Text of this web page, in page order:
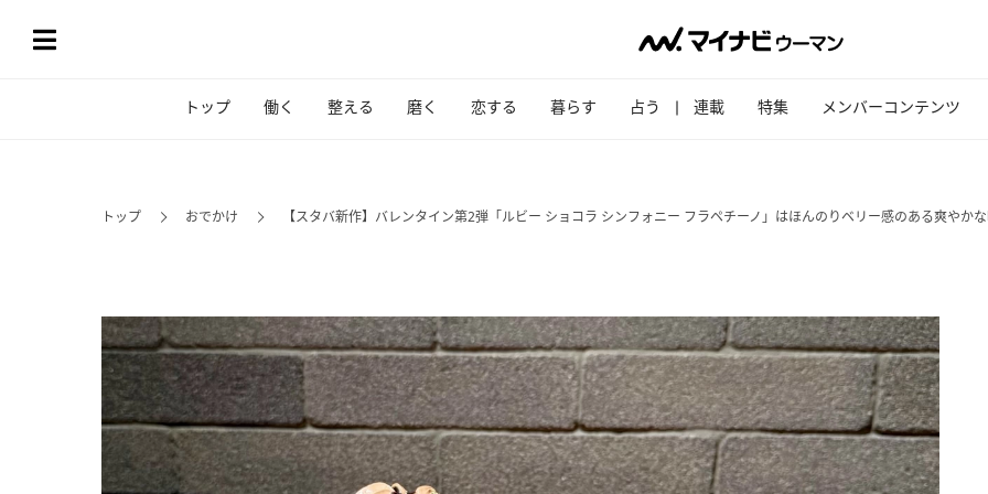
トップ 働く 整える 磨く 恋する 暮らす 占う 連載 特集 メンバーコンテンツ
トップ おでかけ 【スタバ新作】バレンタイン第2弾「ルビー ショコラ シンフォニー フラペチーノ」はほんのりベリー感のある爽やか